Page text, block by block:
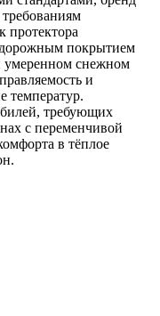
требованиям
протектора
дорожным покрытием
умеренном снежном
и
температур.
требующих
с переменчивой
в тёплое